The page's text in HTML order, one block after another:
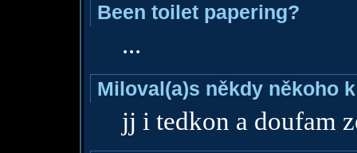
Been toilet papering?
...
Miloval(a)s někdy někoho
jj i tedkon a doufam